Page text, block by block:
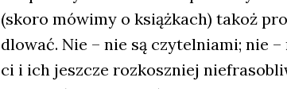
(sko­ro mówi­my o książ­kach) takoż
dlo­wać. Nie – nie są czy­tel­nia­mi; nie
ci i ich jesz­cze roz­kosz­niej